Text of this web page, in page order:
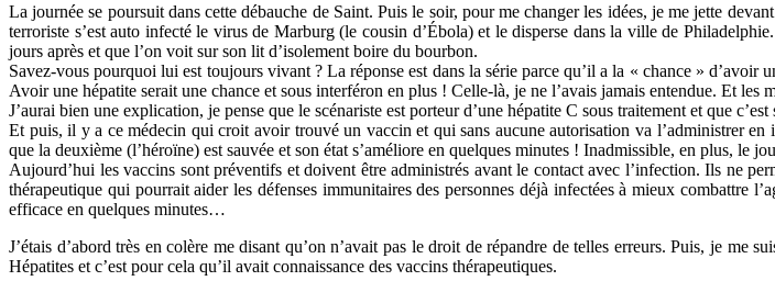
La journée se poursuit dans cette débauche de Saint. Puis le soir, pour me changer les idées, je me jette
terroriste s’est auto infecté le virus de Marburg (le cousin d’Ébola) et le disperse dans la ville de
jours après et que l’on voit sur son lit d’isolement boire du bourbon.
Savez-vous pourquoi lui est toujours vivant ? La réponse est dans la série parce qu’il a la « chance »
Avoir une hépatite serait une chance et sous interféron en plus ! Celle-là, je ne l’avais jamais entendue. Et
J’aurai bien une explication, je pense que le scénariste est porteur d’une hépatite C sous traitement et que
Et puis, il y a ce médecin qui croit avoir trouvé un vaccin et qui sans aucune autorisation va l’administrer
que la deuxième (l’héroïne) est sauvée et son état s’améliore en quelques minutes ! Inadmissible, en plus, le
Aujourd’hui les vaccins sont préventifs et doivent être administrés avant le contact avec l’infection. Ils ne
thérapeutique qui pourrait aider les défenses immunitaires des personnes déjà infectées à mieux combattre
efficace en quelques minutes…
J’étais d’abord très en colère me disant qu’on n’avait pas le droit de répandre de telles erreurs. Puis, je
Hépatites et c’est pour cela qu’il avait connaissance des vaccins thérapeutiques.